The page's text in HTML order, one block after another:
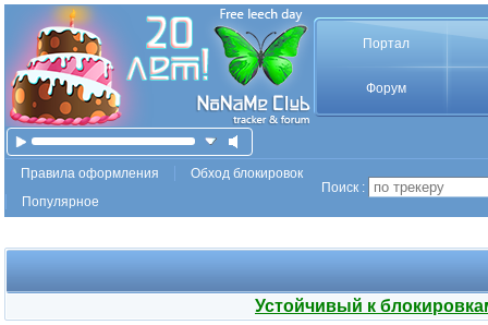
Портал
Форум
Правила оформления
Обход блокировок
Популярное
Поиск :
Устойчивый к